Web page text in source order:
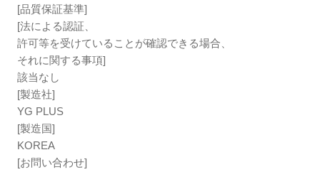
[品質保証基準]
[法による認証、
許可等を受けていることが確認できる場合、
それに関する事項]
該当なし
[製造社]
YG PLUS
[製造国]
KOREA
[お問い合わせ]